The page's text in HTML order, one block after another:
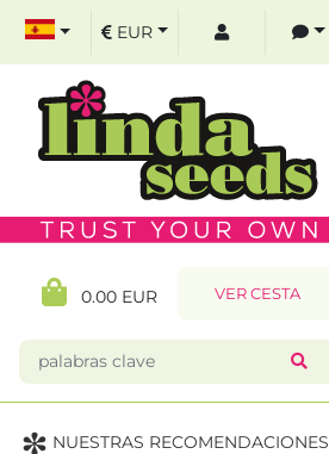
EUR
0.00 EUR VER CESTA
NUESTRAS RECOMENDACIONES